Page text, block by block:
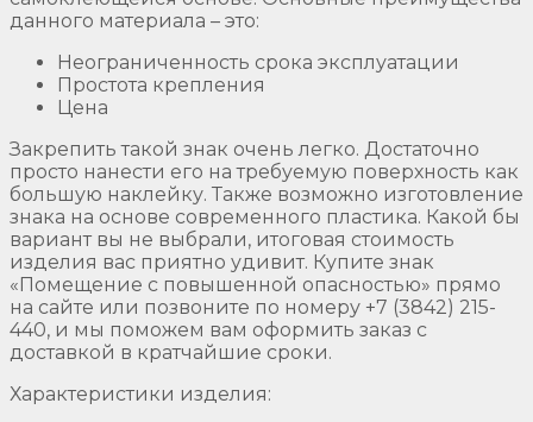
данного материала – это:
Неограниченность срока эксплуатации
Простота крепления
Цена
Закрепить такой знак очень легко. Достаточно
просто нанести его на требуемую поверхность как
большую наклейку. Также возможно изготовление
знака на основе современного пластика. Какой бы
вариант вы не выбрали, итоговая стоимость
изделия вас приятно удивит. Купите знак
«Помещение с повышенной опасностью» прямо
на сайте или позвоните по номеру +7 (3842) 215-
440, и мы поможем вам оформить заказ с
доставкой в кратчайшие сроки.
Характеристики изделия: